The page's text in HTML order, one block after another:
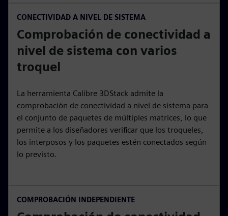
CONECTIVIDAD A NIVEL DE SISTEMA
Comprobación de conectividad a
nivel de sistema con varios
troquel
La herramienta Calibre 3DStack admite la
comprobación de conectividad a nivel de sistema para
el conjunto de paquetes de múltiples matrices, lo que
permite a los diseñadores verificar que los troqueles,
los interposos y los paquetes estén conectados según
lo previsto.
COMPROBACIÓN INDEPENDIENTE